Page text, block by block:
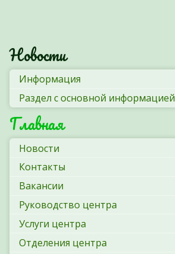
Новости
Информация
Раздел с основной информацией
Главная
Новости
Контакты
Вакансии
Руководство центра
Услуги центра
Отделения центра